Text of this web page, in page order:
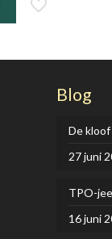
Blog
De
27 juni
TPO-jee
16 juni